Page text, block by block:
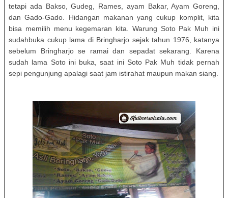
tetapi ada Bakso, Gudeg, Rames, ayam Bakar, Ayam Goreng,
dan Gado-Gado. Hidangan makanan yang cukup komplit, kita
bisa memilih menu kegemaran kita. Warung Soto Pak Muh ini
sudahbuka cukup lama di Bringharjo sejak tahun 1976, katanya
sebelum Bringharjo se ramai dan sepadat sekarang. Karena
sudah lama Soto ini buka, saat ini Soto Pak Muh tidak pernah
sepi pengunjung apalagi saat jam istirahat maupun makan siang.